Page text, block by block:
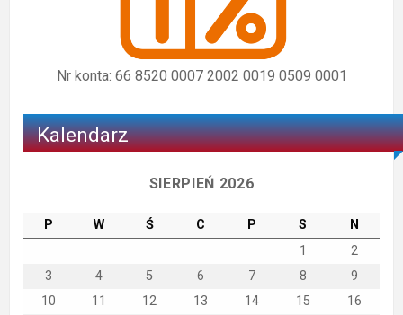
Nr konta: 66 8520 0007 2002 0019 0509 0001
Kalendarz
SIERPIEŃ 2026
P W Ś C P S
N
1
2
3
4 5 6 7 8
9
10
11 12 13 14 15
16